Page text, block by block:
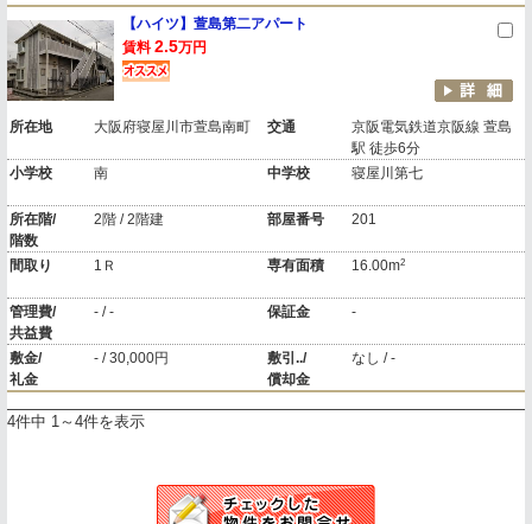
【ハイツ】萱島第二アパート
賃料 2.5万円
所在地 大阪府寝屋川市萱島南町 交通
京阪電気鉄道京阪線 萱島
駅 徒歩6分
小学校
南 中学校 寝屋川第七
所在階/
階数
2階 / 2階建 部屋番号 201
間取り 1Ｒ 専有面積 16.00m2
管理費/
共益費
- / - 保証金 -
敷金/
礼金
- / 30,000円
敷引../
償却金
なし / -
4件中 1～4件を表示